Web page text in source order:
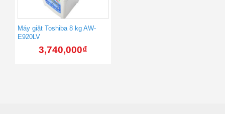
Máy giặt Toshiba 8 kg AW-
E920LV
3,740,000₫